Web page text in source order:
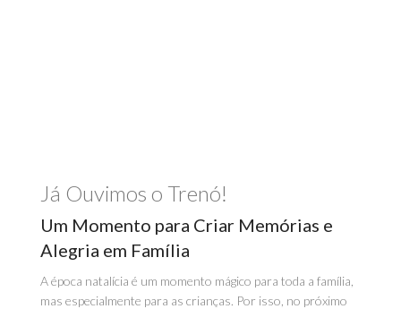
Já Ouvimos o Trenó!
Um Momento para Criar Memórias e
Alegria em Família
A época natalícia é um momento mágico para toda a família,
mas especialmente para as crianças. Por isso, no próximo